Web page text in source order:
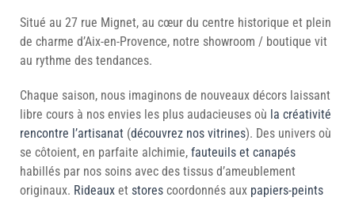
Situé au 27 rue Mignet, au cœur du centre historique et plein
de charme d’Aix-en-Provence, notre showroom / boutique vit
au rythme des tendances.
Chaque saison, nous imaginons de nouveaux décors laissant
libre cours à nos envies les plus audacieuses où la créativité
rencontre l’artisanat (découvrez nos vitrines). Des univers où
se côtoient, en parfaite alchimie, fauteuils et canapés
habillés par nos soins avec des tissus d’ameublement
originaux. Rideaux et stores coordonnés aux papiers-peints